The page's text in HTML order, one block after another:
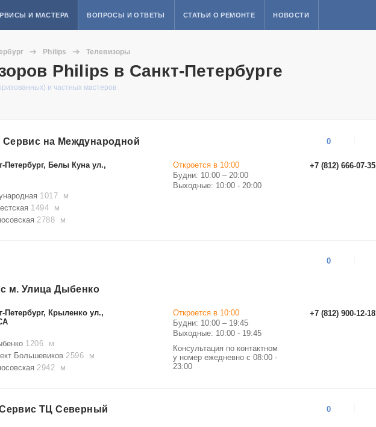
И МАСТЕРА ВОПРОСЫ И ОТВЕТЫ СТАТЬИ О РЕМОНТЕ НОВОСТИ
Philips Телевизоры
Philips в Санкт-Петербурге
и частных мастеров
на Международной 0
Петербург, Белы Куна ул.,
1017 м
1494 м
2788 м
+7 (812) 666-07-35
Откроется в 10:00
Будни: 10:00 – 20:00
Выходные: 10:00 - 20:00
м. Улица Дыбенко
0
Петербург, Крыленко ул.,
1206 м
Большевиков 2596 м
2942 м
+7 (812) 900-12-18
Откроется в 10:00
Будни: 10:00 – 19:45
Выходные: 10:00 - 19:45
Консультация по контактном
у номер ежедневно с 08:00 -
23:00
ТЦ Северный 0